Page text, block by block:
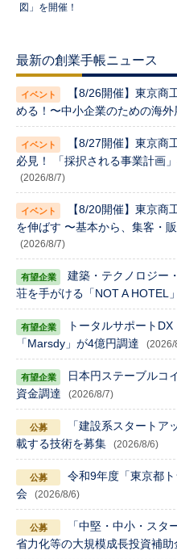
図」を開催！
最新の創業手帳ニュース
【8/26開催】東京商
める！〜中小企業のための海外
【8/27開催】東京商
必見！ 「採択される事業計画
(2026/8/7)
【8/20開催】東京商
を伸ばす 〜基本から、集客・
(2026/8/7)
建築・テクノロジー
荘を手がける「NOT A HOTEL
トータルサポート
「Marsdy」が4億円調達
(2026/
日本円ステーブルコ
資金調達
(2026/8/7)
「建設系スタートア
載する技術を募集
(2026/8/6)
令和9年度「東京都
会
(2026/8/6)
「中堅・中小・スタ
省力化等の大規模成長投資補助